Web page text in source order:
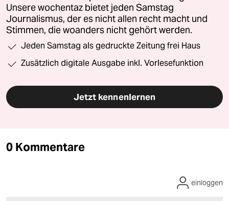
Unsere wochentaz bietet jeden Samstag
Journalismus, der es nicht allen recht macht und
Stimmen, die woanders nicht gehört werden.
Jeden Samstag als gedruckte Zeitung frei Haus
Zusätzlich digitale Ausgabe inkl. Vorlesefunktion
Jetzt kennenlernen
0 Kommentare
einloggen